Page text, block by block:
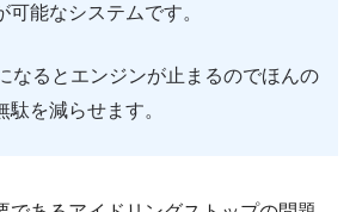
可能なシステムです。
なるとエンジンが止まるのでほんの
を減らせます。